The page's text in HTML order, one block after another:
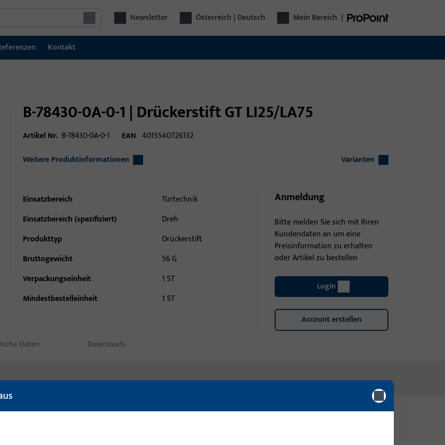
Newsletter Österreich | Deutsch Mein Bereich |
Kontakt
B-78430-0A-0-1 | Drückerstift GT LI25/LA75
Artikel Nr. B-78430-0A-0-1 EAN 4015540726132
Weitere Produktinformationen
Varianten
Einsatzbereich
Türtechnik
Einsatzbereich (spezifiziert)
Dreh
Produkttyp
Drückerstift
Bruttogewicht
56 G
Verpackungseinheit
1 ST
Mindestbestelleinheit
1 ST
Anmeldung
Bitte melden Sie sich mit Ihren
Kundendaten an um eine
Preisinformation zu erhalten
oder Artikel zu bestellen
Login
Account erstellen
Daten Downloads